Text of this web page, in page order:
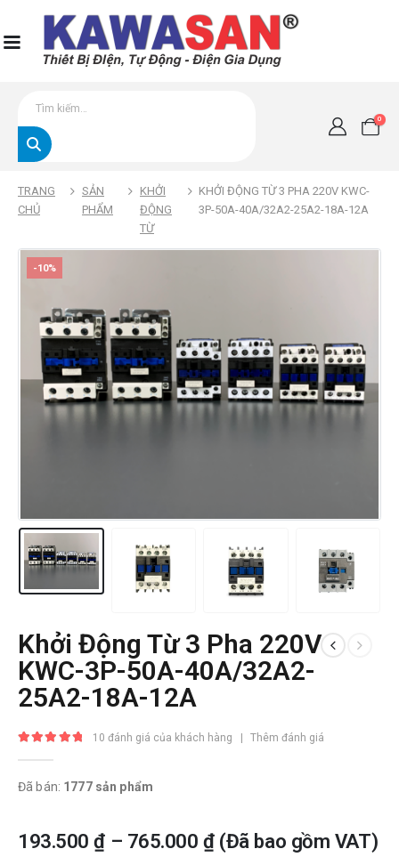
0
TRANG
CHỦ
SẢN
PHẨM
KHỞI
ĐỘNG
TỪ
KHỞI ĐỘNG TỪ 3 PHA 220V KWC-
3P-50A-40A/32A2-25A2-18A-12A
-10%
Khởi Động Từ 3 Pha 220V
KWC-3P-50A-40A/32A2-
25A2-18A-12A
10 đánh giá của khách hàng | Thêm đánh giá
Đã bán: 1777 sản phẩm
193.500₫ – 765.000₫(Đã bao gồm VAT)